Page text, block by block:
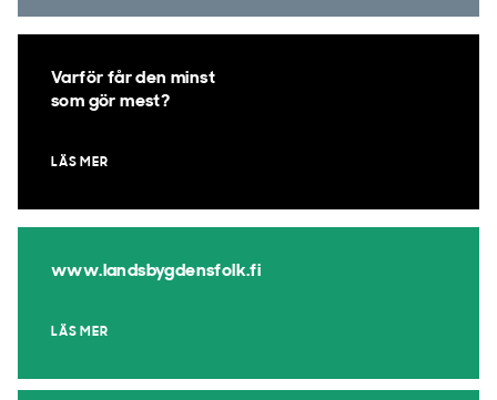
Varför får den minst
som gör mest?
LÄS MER
www.landsbygdensfolk.fi
LÄS MER